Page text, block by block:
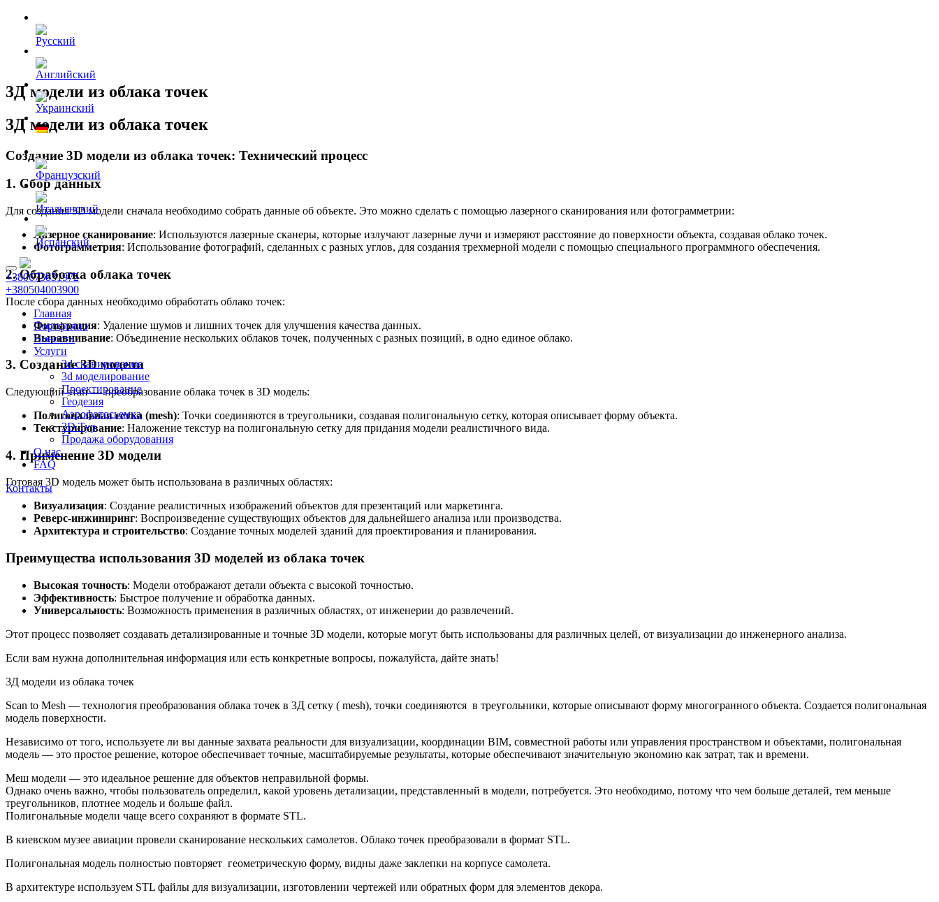
+380673831972
+380504003900
Главная
Портфолио
Новости
Услуги
3d сканирование
3d моделирование
Проектирование
Геодезия
Аэрофотосьемка
3D Тур
Продажа оборудования
О нас
FAQ
Контакты
3Д модели из облака точек
3Д модели из облака точек
Создание 3D модели из облака точек: Технический процесс
1. Сбор данных
Для создания 3D модели сначала необходимо собрать данные об объекте. Это можно сделать с помощью лазерного сканирования или фотограмметрии:
Лазерное сканирование: Используются лазерные сканеры, которые излучают лазерные лучи и измеряют расстояние до поверхности объекта, создавая облако точек.
Фотограмметрия: Использование фотографий, сделанных с разных углов, для создания трехмерной модели с помощью специального программного обеспечения.
2. Обработка облака точек
После сбора данных необходимо обработать облако точек:
Фильтрация: Удаление шумов и лишних точек для улучшения качества данных.
Выравнивание: Объединение нескольких облаков точек, полученных с разных позиций, в одно единое облако.
3. Создание 3D модели
Следующий этап — преобразование облака точек в 3D модель:
Полигональная сетка (mesh): Точки соединяются в треугольники, создавая полигональную сетку, которая описывает форму объекта.
Текстурирование: Наложение текстур на полигональную сетку для придания модели реалистичного вида.
4. Применение 3D модели
Готовая 3D модель может быть использована в различных областях:
Визуализация: Создание реалистичных изображений объектов для презентаций или маркетинга.
Реверс-инжиниринг: Воспроизведение существующих объектов для дальнейшего анализа или производства.
Архитектура и строительство: Создание точных моделей зданий для проектирования и планирования.
Преимущества использования 3D моделей из облака точек
Высокая точность: Модели отображают детали объекта с высокой точностью.
Эффективность: Быстрое получение и обработка данных.
Универсальность: Возможность применения в различных областях, от инженерии до развлечений.
Этот процесс позволяет создавать детализированные и точные 3D модели, которые могут быть использованы для различных целей, от визуализации до инженерного анализа.
Если вам нужна дополнительная информация или есть конкретные вопросы, пожалуйста, дайте знать!
3Д модели из облака точек
Scan to Mesh — технология преобразования облака точек в 3Д сетку ( mesh), точки соединяются в треугольники, которые описывают форму многогранного объекта. Создается полигональная
модель поверхности.
Независимо от того, используете ли вы данные захвата реальности для визуализации, координации BIM, совместной работы или управления пространством и объектами, полигональная
модель — это простое решение, которое обеспечивает точные, масштабируемые результаты, которые обеспечивают значительную экономию как затрат, так и времени.
Меш модели — это идеальное решение для объектов неправильной формы.
Однако очень важно, чтобы пользователь определил, какой уровень детализации, представленный в модели, потребуется. Это необходимо, потому что чем больше деталей, тем меньше
треугольников, плотнее модель и больше файл.
Полигональные модели чаще всего сохраняют в формате STL.
В киевском музее авиации провели сканирование нескольких самолетов. Облако точек преобразовали в формат STL.
Полигональная модель полностью повторяет геометрическую форму, видны даже заклепки на корпусе самолета.
В архитектуре используем STL файлы для визуализации, изготовлении чертежей или обратных форм для элементов декора.